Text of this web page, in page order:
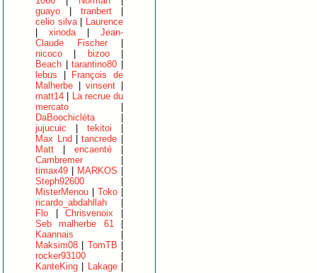
guayo
tranbert|
celio silva|
Laurence
|xinoda| Jean-
Claude Fischer
nicoco
bizoo|
Beach |tarantino80
lebus
François de
Malherbe |vinsent
matt14
La recrue du
mercato
DaBoochicléta|
jujucuic
tekitoi
Max Lnd |tancrede
Matt
encaenté|
Cambremer
timax49
MARKOS
Steph92600
MisterMenou
Toko|
ricardo_abdahllah
Flo |Chrisvenoix
Seb malherbe 61|
Kaannais
Maksim08
TomTB
rocker93100
KanteKing
Lakage|